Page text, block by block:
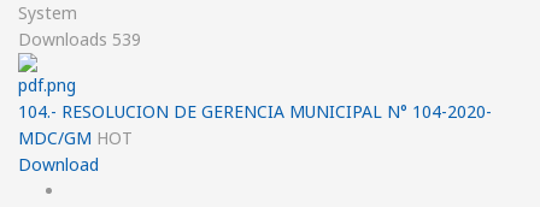
System
Downloads 539
104.- RESOLUCION DE GERENCIA MUNICIPAL N° 104-2020-
MDC/GM HOT
Download